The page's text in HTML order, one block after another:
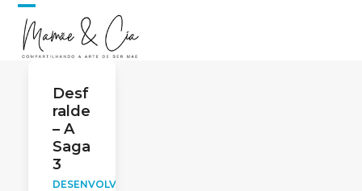
Skip
content
Open
mobile
Close
mobile
Desf
ralde
– A
Saga
3
DESENVOLVIMENTO